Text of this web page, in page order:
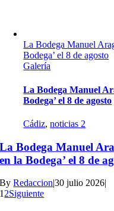
La Bodega Manuel
Bodega’ el 8 de agosto
Galería
La Bodega Manuel
Bodega’ el 8 de agosto
Cádiz,noticias 2
La Bodega Manuel
en la Bodega’ el 8 de
ByRedaccion|30 julio 2026|
1 2Siguiente